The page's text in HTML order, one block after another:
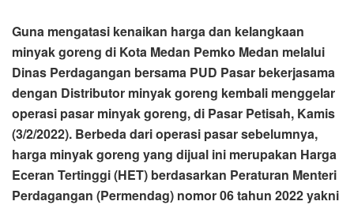
Guna mengatasi kenaikan harga dan kelangkaan
minyak goreng di Kota Medan Pemko Medan melalui
Dinas Perdagangan bersama PUD Pasar bekerjasama
dengan Distributor minyak goreng kembali menggelar
operasi pasar minyak goreng, di Pasar Petisah, Kamis
(3/2/2022). Berbeda dari operasi pasar sebelumnya,
harga minyak goreng yang dijual ini merupakan Harga
Eceran Tertinggi (HET) berdasarkan Peraturan Menteri
Perdagangan (Permendag) nomor 06 tahun 2022 yakni